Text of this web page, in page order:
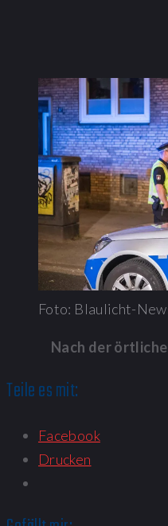
Foto: Blaulicht-
Nach der
Teile es mit:
Facebook
Drucken